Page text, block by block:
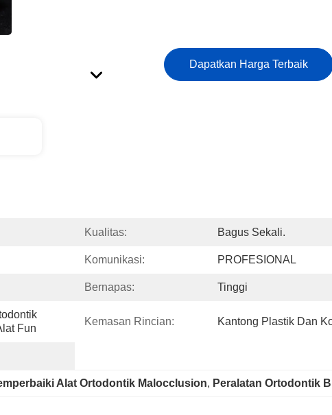
Dapatkan Harga Terbaik
Kualitas: Bagus Sekali.
Komunikasi: PROFESIONAL
Bernapas: Tinggi
Fun
Kemasan Rincian: Kantong Plastik Dan
Alat Ortodontik Malocclusion, Peralatan Ortodontik